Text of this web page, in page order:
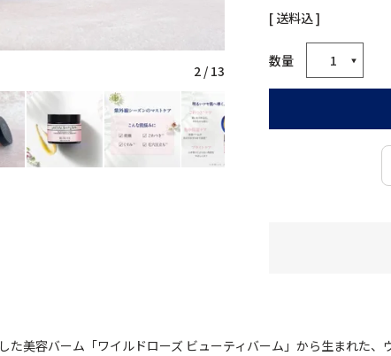
2 / 13
送料込
した美容バーム「ワイルドローズ ビューティバーム」から生まれた